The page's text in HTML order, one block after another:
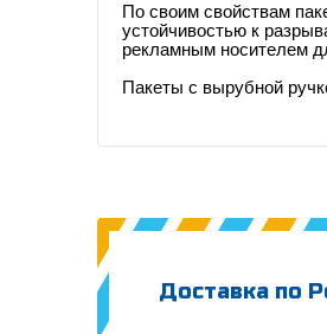
По своим свойствам
устойчивостью к
рекламным носителем
Пакеты с вырубной
Доставка по